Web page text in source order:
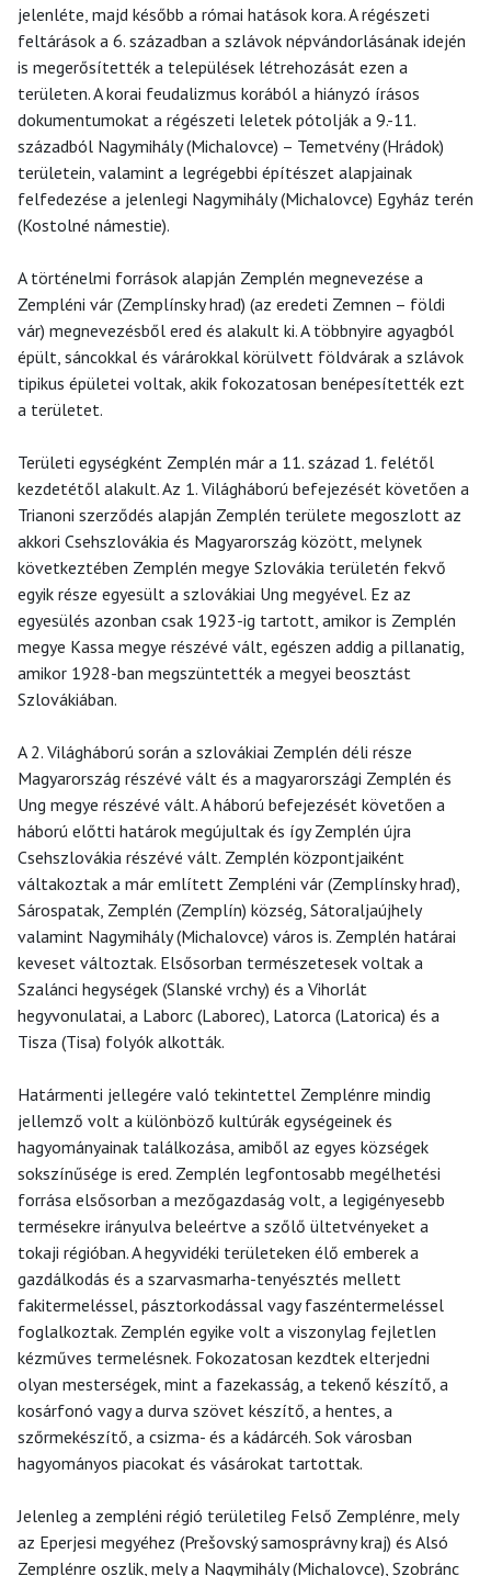
jelenléte, majd később a római hatások kora. A régészeti
feltárások a 6. században a szlávok népvándorlásának idején
is megerősítették a települések létrehozását ezen a
területen. A korai feudalizmus korából a hiányzó írásos
dokumentumokat a régészeti leletek pótolják a 9.-11.
századból Nagymihály (Michalovce) – Temetvény (Hrádok)
területein, valamint a legrégebbi építészet alapjainak
felfedezése a jelenlegi Nagymihály (Michalovce) Egyház terén
(Kostolné námestie).
A történelmi források alapján Zemplén megnevezése a
Zempléni vár (Zemplínsky hrad) (az eredeti Zemnen – földi
vár) megnevezésből ered és alakult ki. A többnyire agyagból
épült, sáncokkal és várárokkal körülvett földvárak a szlávok
tipikus épületei voltak, akik fokozatosan benépesítették ezt
a területet.
Területi egységként Zemplén már a 11. század 1. felétől
kezdetétől alakult. Az 1. Világháború befejezését követően a
Trianoni szerződés alapján Zemplén területe megoszlott az
akkori Csehszlovákia és Magyarország között, melynek
következtében Zemplén megye Szlovákia területén fekvő
egyik része egyesült a szlovákiai Ung megyével. Ez az
egyesülés azonban csak 1923-ig tartott, amikor is Zemplén
megye Kassa megye részévé vált, egészen addig a pillanatig,
amikor 1928-ban megszüntették a megyei beosztást
Szlovákiában.
A 2. Világháború során a szlovákiai Zemplén déli része
Magyarország részévé vált és a magyarországi Zemplén és
Ung megye részévé vált. A háború befejezését követően a
háború előtti határok megújultak és így Zemplén újra
Csehszlovákia részévé vált. Zemplén központjaiként
váltakoztak a már említett Zempléni vár (Zemplínsky hrad),
Sárospatak, Zemplén (Zemplín) község, Sátoraljaújhely
valamint Nagymihály (Michalovce) város is. Zemplén határai
keveset változtak. Elsősorban természetesek voltak a
Szalánci hegységek (Slanské vrchy) és a Vihorlát
hegyvonulatai, a Laborc (Laborec), Latorca (Latorica) és a
Tisza (Tisa) folyók alkották.
Határmenti jellegére való tekintettel Zemplénre mindig
jellemző volt a különböző kultúrák egységeinek és
hagyományainak találkozása, amiből az egyes községek
sokszínűsége is ered. Zemplén legfontosabb megélhetési
forrása elsősorban a mezőgazdaság volt, a legigényesebb
termésekre irányulva beleértve a szőlő ültetvényeket a
tokaji régióban. A hegyvidéki területeken élő emberek a
gazdálkodás és a szarvasmarha-tenyésztés mellett
fakitermeléssel, pásztorkodással vagy faszéntermeléssel
foglalkoztak. Zemplén egyike volt a viszonylag fejletlen
kézműves termelésnek. Fokozatosan kezdtek elterjedni
olyan mesterségek, mint a fazekasság, a tekenő készítő, a
kosárfonó vagy a durva szövet készítő, a hentes, a
szőrmekészítő, a csizma- és a kádárcéh. Sok városban
hagyományos piacokat és vásárokat tartottak.
Jelenleg a zempléni régió területileg Felső Zemplénre, mely
az Eperjesi megyéhez (Prešovský samosprávny kraj) és Alsó
Zemplénre oszlik, mely a Nagymihály (Michalovce), Szobránc